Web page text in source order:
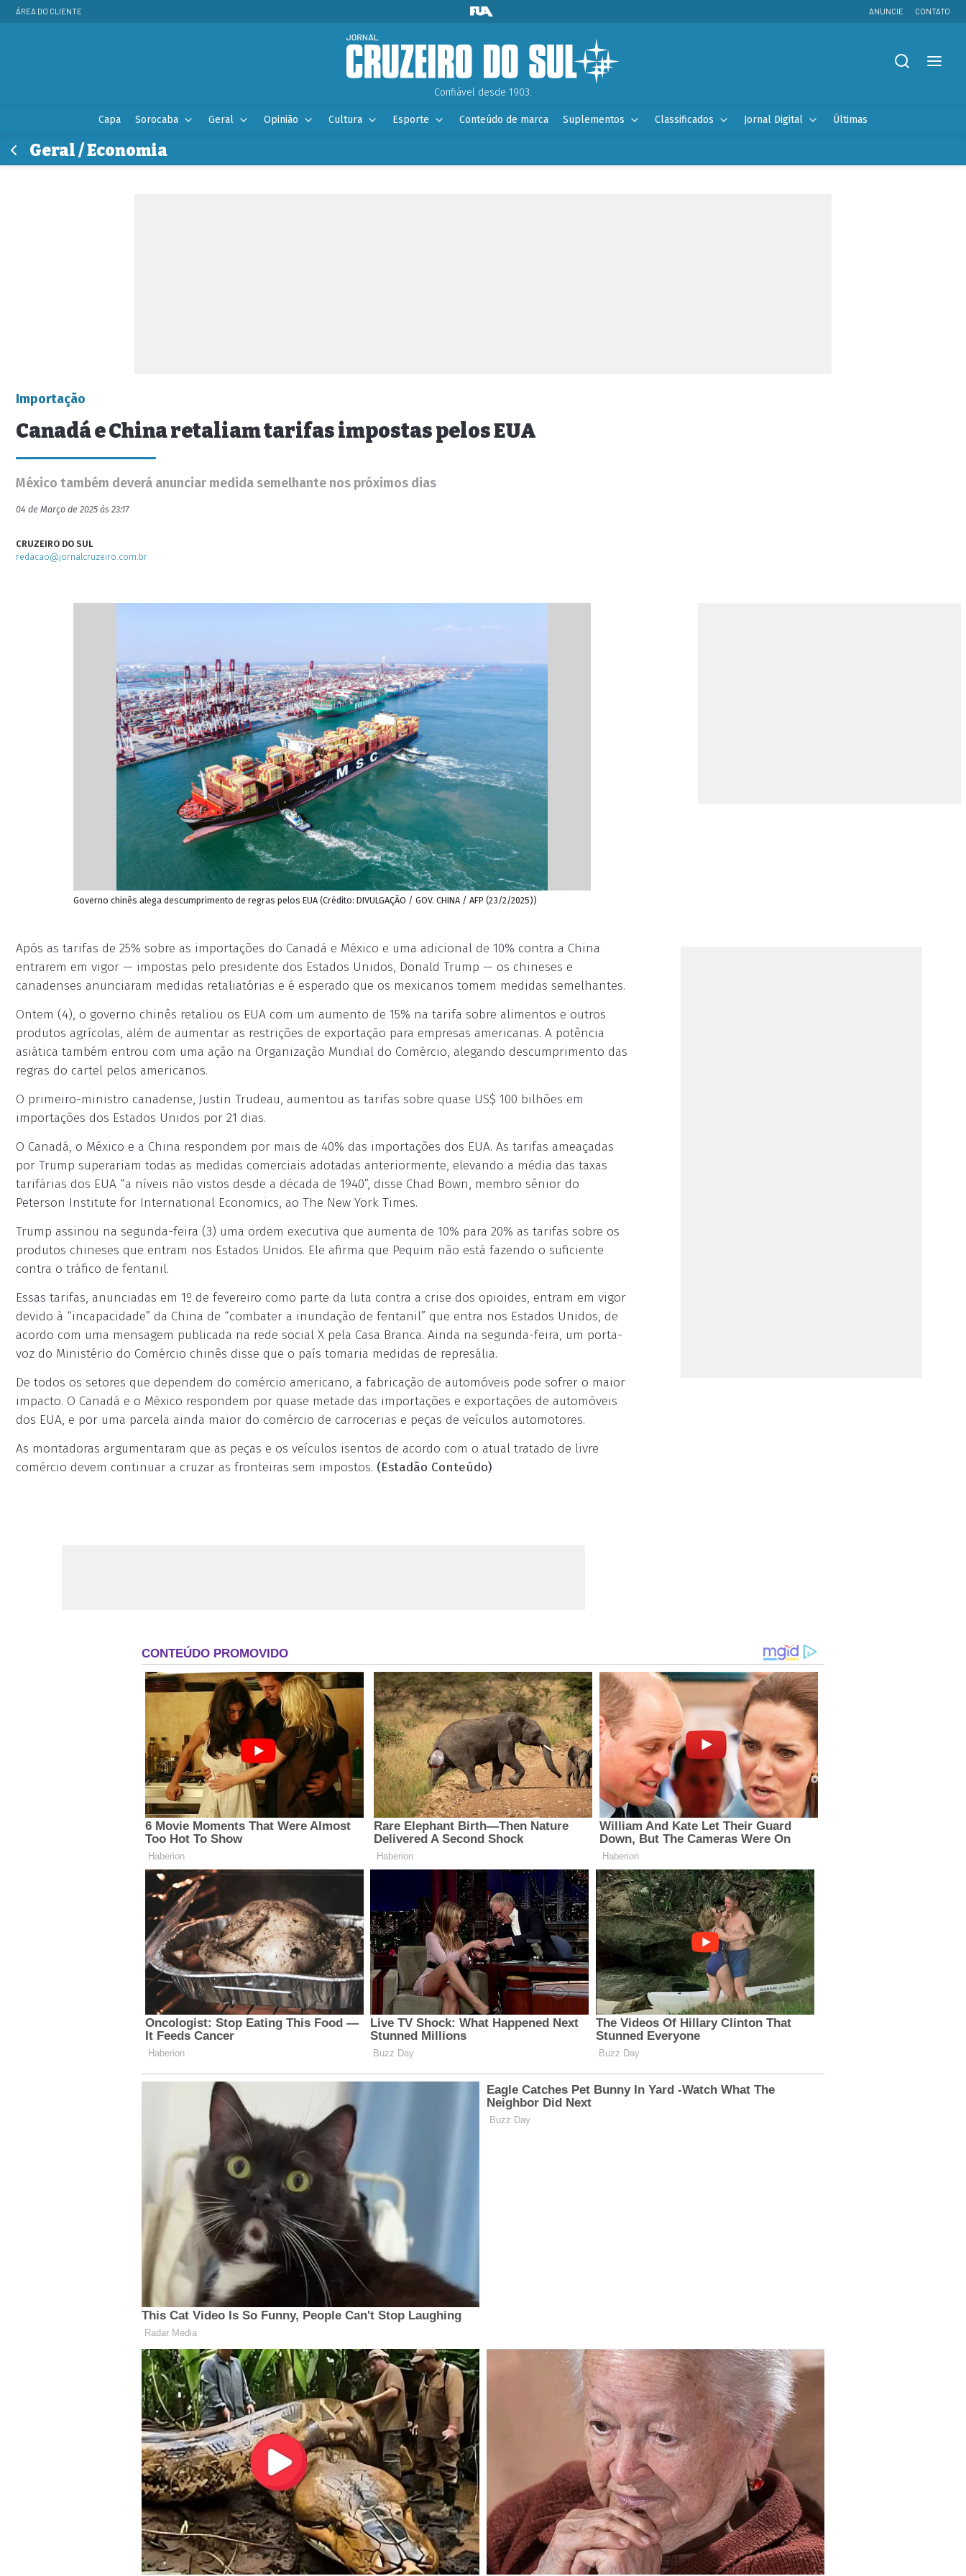
ÁREA DO CLIENTE ANUNCIE CONTATO
Confiável desde 1903.
Capa Sorocaba Geral Opinião Cultura Esporte Conteúdo de marca Suplementos Classificados Jornal Digital Últimas
Geral / Economia
Importação
Canadá e China retaliam tarifas impostas pelos EUA
México também deverá anunciar medida semelhante nos próximos dias
04 de Março de 2025 às 23:17
CRUZEIRO DO SUL
redacao@jornalcruzeiro.com.br
Governo chinês alega descumprimento de regras pelos EUA (Crédito: DIVULGAÇÃO / GOV. CHINA / AFP (23/2/2025))
Após as tarifas de 25% sobre as importações do Canadá e México e uma adicional de 10% contra a China
entrarem em vigor — impostas pelo presidente dos Estados Unidos, Donald Trump — os chineses e
canadenses anunciaram medidas retaliatórias e é esperado que os mexicanos tomem medidas semelhantes.
Ontem (4), o governo chinês retaliou os EUA com um aumento de 15% na tarifa sobre alimentos e outros
produtos agrícolas, além de aumentar as restrições de exportação para empresas americanas. A potência
asiática também entrou com uma ação na Organização Mundial do Comércio, alegando descumprimento das
regras do cartel pelos americanos.
O primeiro-ministro canadense, Justin Trudeau, aumentou as tarifas sobre quase US$ 100 bilhões em
importações dos Estados Unidos por 21 dias.
O Canadá, o México e a China respondem por mais de 40% das importações dos EUA. As tarifas ameaçadas
por Trump superariam todas as medidas comerciais adotadas anteriormente, elevando a média das taxas
tarifárias dos EUA “a níveis não vistos desde a década de 1940”, disse Chad Bown, membro sênior do
Peterson Institute for International Economics, ao The New York Times.
Trump assinou na segunda-feira (3) uma ordem executiva que aumenta de 10% para 20% as tarifas sobre os
produtos chineses que entram nos Estados Unidos. Ele afirma que Pequim não está fazendo o suficiente
contra o tráfico de fentanil.
Essas tarifas, anunciadas em 1º de fevereiro como parte da luta contra a crise dos opioides, entram em vigor
devido à “incapacidade” da China de “combater a inundação de fentanil” que entra nos Estados Unidos, de
acordo com uma mensagem publicada na rede social X pela Casa Branca. Ainda na segunda-feira, um porta-
voz do Ministério do Comércio chinês disse que o país tomaria medidas de represália.
De todos os setores que dependem do comércio americano, a fabricação de automóveis pode sofrer o maior
impacto. O Canadá e o México respondem por quase metade das importações e exportações de automóveis
dos EUA, e por uma parcela ainda maior do comércio de carrocerias e peças de veículos automotores.
As montadoras argumentaram que as peças e os veículos isentos de acordo com o atual tratado de livre
comércio devem continuar a cruzar as fronteiras sem impostos. (Estadão Conteúdo)